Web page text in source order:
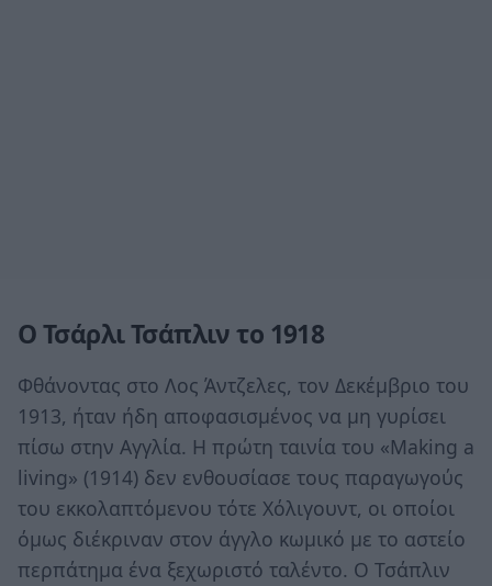
Ο Τσάρλι Τσάπλιν το 1918
Φθάνοντας στο Λος Άντζελες, τον Δεκέμβριο του
1913, ήταν ήδη αποφασισμένος να μη γυρίσει
πίσω στην Αγγλία. Η πρώτη ταινία του «Making a
living» (1914) δεν ενθουσίασε τους παραγωγούς
του εκκολαπτόμενου τότε Χόλιγουντ, οι οποίοι
όμως διέκριναν στον άγγλο κωμικό με το αστείο
περπάτημα ένα ξεχωριστό ταλέντο. Ο Τσάπλιν